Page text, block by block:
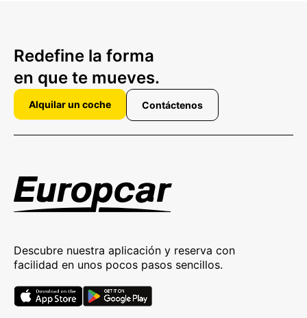
Redefine la forma
en que te mueves.
Alquilar un coche Contáctenos
Descubre nuestra aplicación y reserva con
facilidad en unos pocos pasos sencillos.